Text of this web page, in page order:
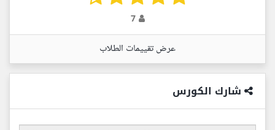
7
عرض تقييمات الطلاب
شارك الكورس